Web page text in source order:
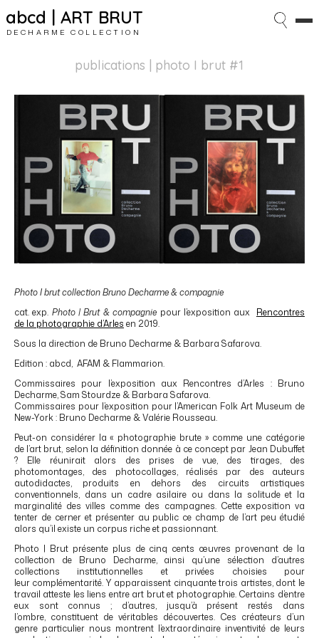
abcd | ART BRUT
DECHARME COLLECTION
publications | photo I brut #1
Photo I brut collection Bruno Decharme & compagnie
cat. exp. Photo | Brut & compagnie pour l’exposition aux Rencontres
de la photographie d’Arles en 2019.
Sous la direction de Bruno Decharme & Barbara Safarova.
Edition : abcd, AFAM & Flammarion.
Commissaires pour l’exposition aux Rencontres d’Arles : Bruno
Decharme, Sam Stourdze & Barbara Safarova.
Commissaires pour l’exposition pour l’American Folk Art Museum de
New-York : Bruno Decharme & Valérie Rousseau.
Peut-on considérer la « photographie brute » comme une catégorie
de l’art brut, selon la définition donnée à ce concept par Jean Dubuffet
? Elle réunirait alors des prises de vue, des tirages, des
photomontages, des photocollages, réalisés par des auteurs
autodidactes, produits en dehors des circuits artistiques
conventionnels, dans un cadre asilaire ou dans la solitude et la
marginalité des villes comme des campagnes. Cette exposition va
tenter de cerner et présenter au public ce champ de l’art peu étudié
alors qu’il existe un corpus riche et passionnant.
Photo | Brut présente plus de cinq cents œuvres provenant de la
collection de Bruno Decharme, ainsi qu’une sélection d’autres
collections institutionnelles et privées choisies pour
leur complémentarité. Y apparaissent cinquante trois artistes, dont le
travail atteste les liens entre art brut et photographie. Certains d’entre
eux sont connus ; d’autres, jusqu’à présent restés dans
l’ombre, constituent de véritables découvertes. Ces créateurs d’un
genre particulier nous montrent l’extraordinaire inventivité de leurs